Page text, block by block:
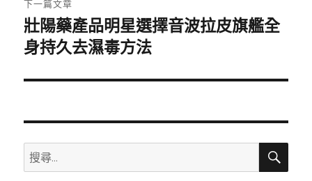
下一篇文章
下
一
文
壯陽藥產品明星選擇音波拉皮旗艦全
身持久去濕毒方法
搜
尋
搜